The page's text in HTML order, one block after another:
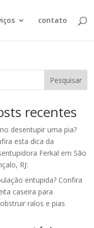
contato
Pesquisar
recentes
desentupir uma pia?
esta dica da
Ferkal em São
RJ:
entupida? Confira
caseira para
ralos e pias